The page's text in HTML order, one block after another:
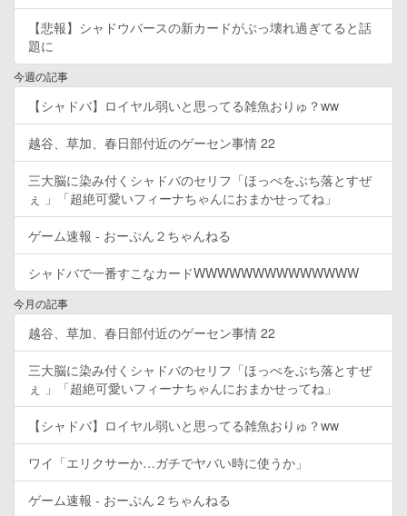
【悲報】シャドウバースの新カードがぶっ壊れ過ぎてると話
題に
今週の記事
【シャドバ】ロイヤル弱いと思ってる雑魚おりゅ？ww
越谷、草加、春日部付近のゲーセン事情 22
三大脳に染み付くシャドバのセリフ「ほっぺをぶち落とすぜ
ぇ 」「超絶可愛いフィーナちゃんにおまかせってね」
ゲーム速報 - おーぷん２ちゃんねる
シャドバで一番すこなカードWWWWWWWWWWWWWW
今月の記事
越谷、草加、春日部付近のゲーセン事情 22
三大脳に染み付くシャドバのセリフ「ほっぺをぶち落とすぜ
ぇ 」「超絶可愛いフィーナちゃんにおまかせってね」
【シャドバ】ロイヤル弱いと思ってる雑魚おりゅ？ww
ワイ「エリクサーか…ガチでヤバい時に使うか」
ゲーム速報 - おーぷん２ちゃんねる